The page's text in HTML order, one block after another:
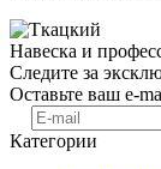
Навеска и
Следите за
Оставьте ваш e-
Категории